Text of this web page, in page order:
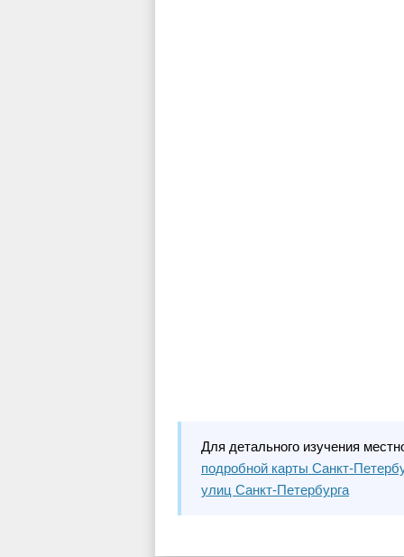
Для детального изучения
подробной карты Санкт-
улиц Санкт-Петербурга